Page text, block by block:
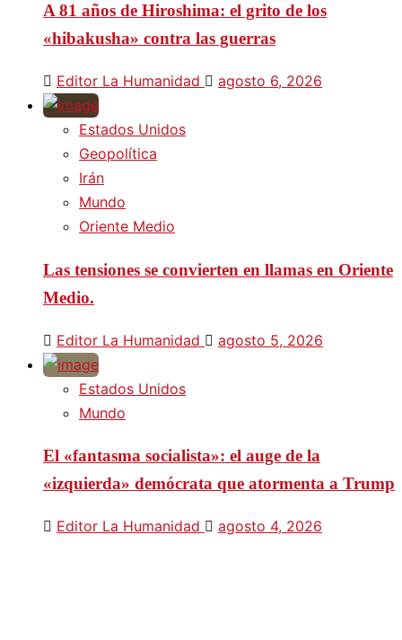
A 81 años de Hiroshima: el grito de los
«hibakusha» contra las guerras
Editor La Humanidad agosto 6, 2026
Estados Unidos
Geopolítica
Irán
Mundo
Oriente Medio
Las tensiones se convierten en llamas en Oriente
Medio.
Editor La Humanidad agosto 5, 2026
Estados Unidos
Mundo
El «fantasma socialista»: el auge de la
«izquierda» demócrata que atormenta a Trump
Editor La Humanidad agosto 4, 2026